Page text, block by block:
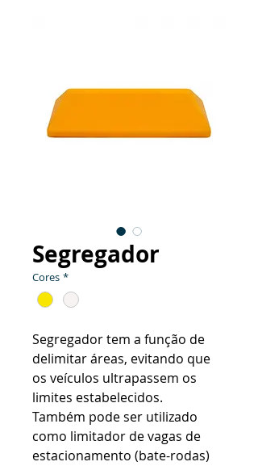
Segregador
Cores *
Segregador tem a função de
delimitar áreas, evitando que
os veículos ultrapassem os
limites estabelecidos.
Também pode ser utilizado
como limitador de vagas de
estacionamento (bate-rodas)